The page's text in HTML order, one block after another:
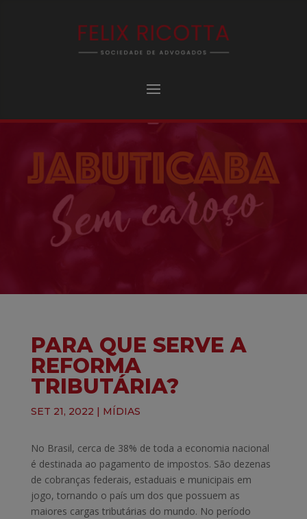
PARA QUE SERVE A
REFORMA
TRIBUTÁRIA?
SET 21, 2022 | MÍDIAS
No Brasil, cerca de 38% de toda a economia nacional
é destinada ao pagamento de impostos. São dezenas
de cobranças federais, estaduais e municipais em
jogo, tornando o país um dos que possuem as
maiores cargas tributárias do mundo. No período